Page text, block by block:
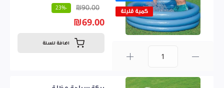
كمية قليلة ₪90.00
-23%
₪69.00
اضافة للسلة